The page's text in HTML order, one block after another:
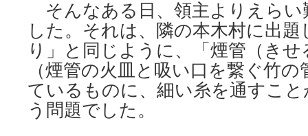
そんなある日、領主よりえらい
した。それは、隣の本木村に出
り」と同じように、「煙管（き
（煙管の火皿と吸い口を繋ぐ竹
ているものに、細い糸を通すこ
う問題でした。